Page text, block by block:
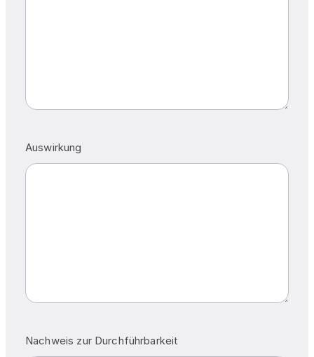
Auswirkung
Nachweis zur Durchführbarkeit